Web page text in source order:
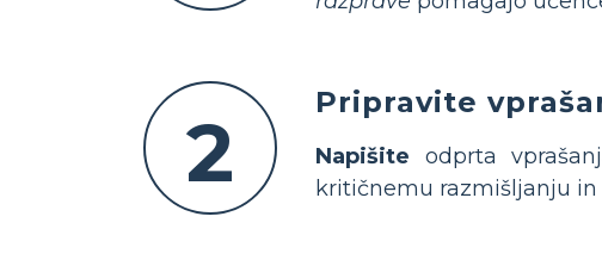
2
Pripravite
Napišite odprta
kritičnemu razmišljanju